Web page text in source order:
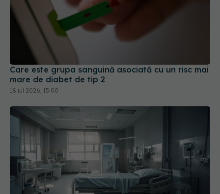
Care este grupa sanguină asociată cu un risc mai
mare de diabet de tip 2
18 iul 2026, 15:00